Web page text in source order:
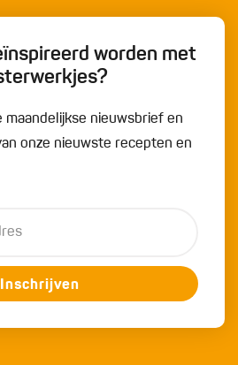
worden met
maandelijkse nieuwsbrief en
onze nieuwste recepten en
Inschrijven